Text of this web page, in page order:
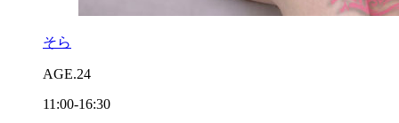
そら
AGE.24
11:00-16:30